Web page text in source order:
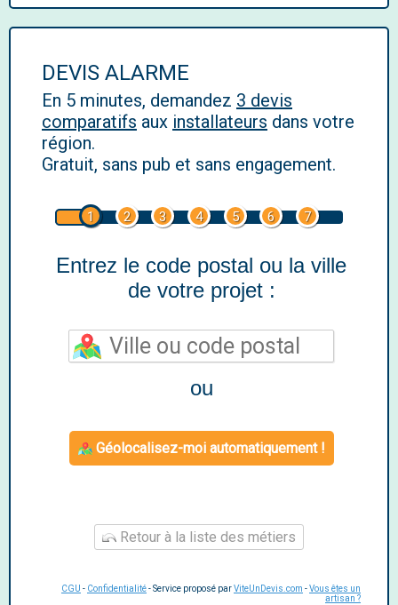
DEVIS ALARME
En 5 minutes, demandez 3 devis
comparatifs aux installateurs dans votre
région.
Gratuit, sans pub et sans engagement.
1 2 3 4 5 6 7
Entrez le code postal ou la ville
de votre projet :
ou
Géolocalisez-moi automatiquement !
Retour à la liste des métiers
CGU - Confidentialité- Service proposé parViteUnDevis.com -Vous êtes un
artisan ?